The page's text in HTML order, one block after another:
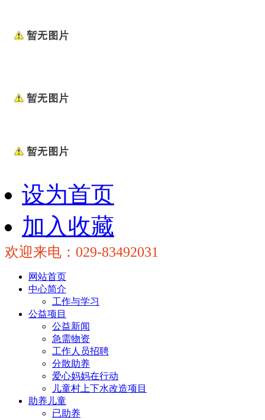
设为首页
加入收藏
欢迎来电：029-83492031
网站首页
中心简介
工作与学习
公益项目
公益新闻
急需物资
工作人员招聘
分散助养
爱心妈妈在行动
儿童村上下水改造项目
助养儿童
已助养